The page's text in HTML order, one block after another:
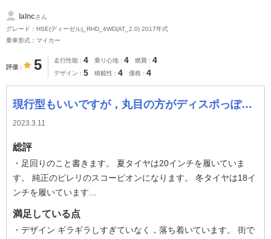
lalncさん
グレード：HSE(ディーゼル)_RHD_4WD(AT_2.0) 2017年式
乗車形式：マイカー
評価 5 走行性能 4 乗り心地 4 燃費 4
デザイン 5 積載性 4 価格 4
現行型もいいですが，丸目の方がディスポっぽいと思っています。
2023.3.11
総評
・足回りのこと書きます。 夏タイヤは20インチを履いていま
す。 純正のピレリのスコーピオンになります。 冬タイヤは18イ
ンチを履いています...
満足している点
・デザイン ギラギラしすぎていなく，落ち着いています。 街で